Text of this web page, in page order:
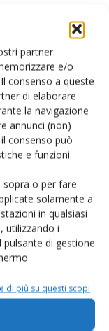
partner
e/o
consenso a queste
di elaborare
la navigazione
annunci (non)
consenso può
e funzioni.
o per fare
solamente a
in qualsiasi
utilizzando i
pulsante di gestione
di più su questi scopi